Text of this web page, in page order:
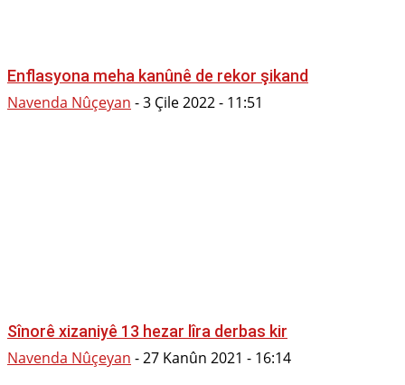
Enflasyona meha kanûnê de rekor şikand
Navenda Nûçeyan -3 Çile 2022 - 11:51
Sînorê xizaniyê 13 hezar lîra derbas kir
Navenda Nûçeyan -27 Kanûn 2021 - 16:14